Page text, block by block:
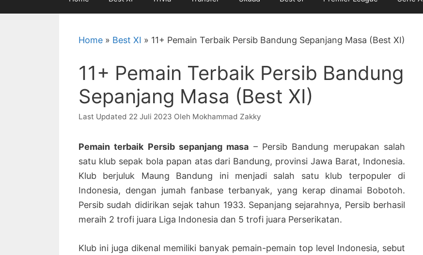
Home » Best XI » 11+ Pemain Terbaik Persib Bandung Sepanjang Masa (Best XI)
11+ Pemain Terbaik Persib Bandung
Sepanjang Masa (Best XI)
22 Juli 2023 Oleh Mokhammad Zakky
Pemain terbaik Persib sepanjang masa – Persib Bandung merupakan salah
satu klub sepak bola papan atas dari Bandung, provinsi Jawa Barat, Indonesia.
Klub berjuluk Maung Bandung ini menjadi salah satu klub terpopuler di
Indonesia, dengan jumah fanbase terbanyak, yang kerap dinamai Bobotoh.
Persib sudah didirikan sejak tahun 1933. Sepanjang sejarahnya, Persib berhasil
meraih 2 trofi juara Liga Indonesia dan 5 trofi juara Perserikatan.
Klub ini juga dikenal memiliki banyak pemain-pemain top level Indonesia, sebut